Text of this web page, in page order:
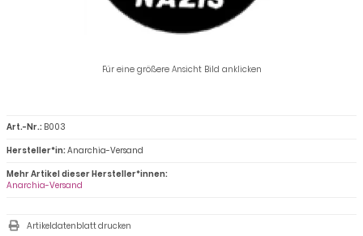
Für eine größere Ansicht Bild anklicken
Art.-Nr.: B003
Hersteller*in:Anarchia-Versand
Mehr Artikel dieser Hersteller*innen:
Anarchia-Versand
Artikeldatenblatt drucken